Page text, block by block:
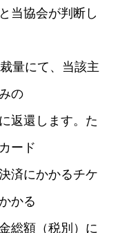
会が判断し
量にて、当該主
の
還します。た
ード
にかかるチケ
かる
額（税別）に